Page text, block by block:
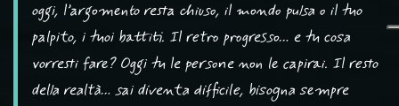
oggi, l’argomento resta chiuso, il mondo pulsa o il tuo
palpito, i tuoi battiti. Il retro progresso… e tu cosa
vorresti fare? Oggi tu le persone non le capirai. Il resto
della realtà… sai diventa difficile, bisogna sempre